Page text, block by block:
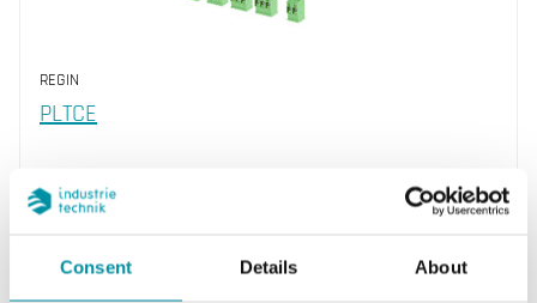
Consent Details About
REGIN
PLTCE